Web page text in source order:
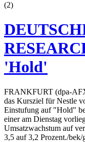
(2)
'Hold'
FRANKFURT (dpa-
das Kursziel für Nestle
Einstufung auf "Hold"
einer am Dienstag
Umsatzwachstum auf
3,5 auf 3,2 Prozent./bek/